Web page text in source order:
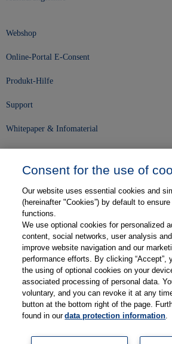
Webshop
Online-Portal E-Consent
Produkt-Hilfe
Support
Whitepaper & Infomaterial
Karriere
Kontakt
Web-Semniare
Anwenderberichte
Partner
Consent for the use of
Our website uses essential cookies and
(hereinafter "Cookies”) by default to
functions.
We use optional cookies for personalized
content, social networks, user analysis
improve website navigation and our
performance efforts. By clicking “Accept”,
the using of optional cookies on your
associated processing of personal data.
voluntary, and you can revoke it at any
button at the bottom right of the page.
found in ourdata protection information.